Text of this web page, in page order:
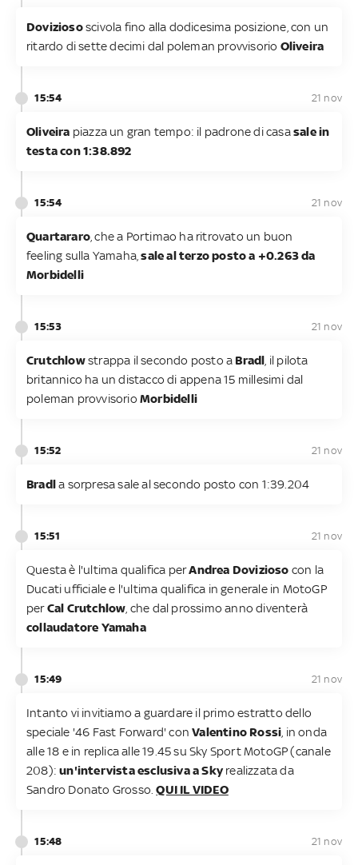
Doviziososcivola fino alla dodicesima posizione, con un
ritardo di sette decimi dal poleman provvisorio Oliveira
15:54 21 nov
Oliveira piazza un gran tempo: il padrone di casasale in
testa con 1:38.892
15:54 21 nov
Quartararo , che a Portimao ha ritrovato un buon
feeling sulla Yamaha,sale al terzo posto a +0.263 da
Morbidelli
15:53 21 nov
Crutchlowstrappa il secondo posto a Bradl , il pilota
britannico ha un distacco di appena 15 millesimi dal
poleman provvisorio Morbidelli
15:52 21 nov
Bradla sorpresa sale al secondo posto con 1:39.204
15:51 21 nov
Questa è l'ultima qualifica perAndrea Dovizioso con la
Ducati ufficiale e l'ultima qualifica in generale in MotoGP
perCal Crutchlow , che dal prossimo anno diventerà
collaudatore Yamaha
15:49 21 nov
Intanto vi invitiamo a guardare il primo estratto dello
speciale '46 Fast Forward' conValentino Rossi , in onda
alle 18 e in replica alle 19.45 su Sky Sport MotoGP (canale
208):un'intervista esclusiva a Skyrealizzata da
Sandro Donato Grosso.QUI IL VIDEO
15:48 21 nov